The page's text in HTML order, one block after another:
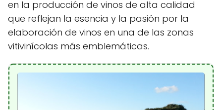
en la producción de vinos de alta calidad
que reflejan la esencia y la pasión por la
elaboración de vinos en una de las zonas
vitivinícolas más emblemáticas.